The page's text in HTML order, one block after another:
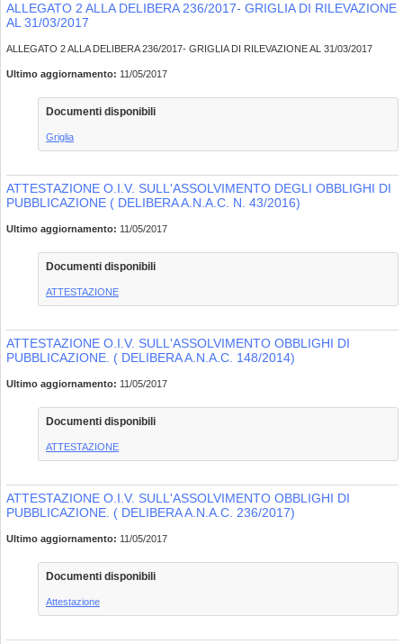
ALLEGATO 2 ALLA DELIBERA 236/2017- GRIGLIA DI RILEVAZIONE
AL 31/03/2017
ALLEGATO 2 ALLA DELIBERA 236/2017- GRIGLIA DI RILEVAZIONE AL 31/03/2017
Ultimo aggiornamento: 11/05/2017
Documenti disponibili
Griglia
ATTESTAZIONE O.I.V. SULL'ASSOLVIMENTO DEGLI OBBLIGHI DI
PUBBLICAZIONE ( DELIBERA A.N.A.C. N. 43/2016)
Ultimo aggiornamento: 11/05/2017
Documenti disponibili
ATTESTAZIONE
ATTESTAZIONE O.I.V. SULL'ASSOLVIMENTO OBBLIGHI DI
PUBBLICAZIONE. ( DELIBERA A.N.A.C. 148/2014)
Ultimo aggiornamento: 11/05/2017
Documenti disponibili
ATTESTAZIONE
ATTESTAZIONE O.I.V. SULL'ASSOLVIMENTO OBBLIGHI DI
PUBBLICAZIONE. ( DELIBERA A.N.A.C. 236/2017)
Ultimo aggiornamento: 11/05/2017
Documenti disponibili
Attestazione